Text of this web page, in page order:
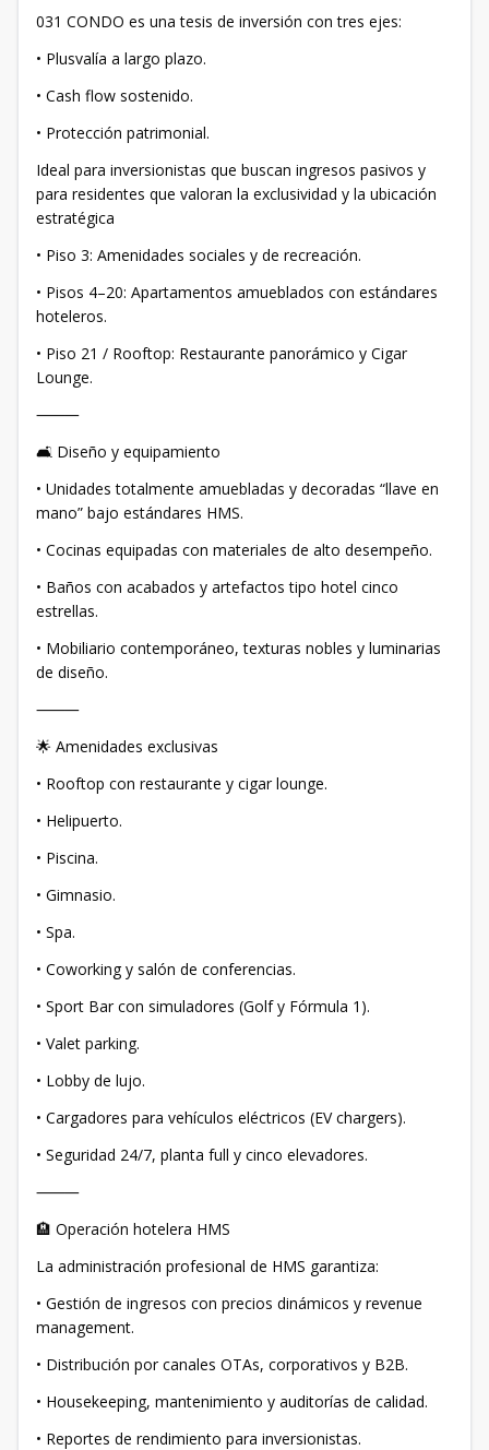
031 CONDO es una tesis de inversión con tres ejes:
• Plusvalía a largo plazo.
• Cash flow sostenido.
• Protección patrimonial.
Ideal para inversionistas que buscan ingresos pasivos y
para residentes que valoran la exclusividad y la ubicación
estratégica
• Piso 3: Amenidades sociales y de recreación.
• Pisos 4–20: Apartamentos amueblados con estándares
hoteleros.
• Piso 21 / Rooftop: Restaurante panorámico y Cigar
Lounge.
⸻
🛋 Diseño y equipamiento
• Unidades totalmente amuebladas y decoradas “llave en
mano” bajo estándares HMS.
• Cocinas equipadas con materiales de alto desempeño.
• Baños con acabados y artefactos tipo hotel cinco
estrellas.
• Mobiliario contemporáneo, texturas nobles y luminarias
de diseño.
⸻
🌟 Amenidades exclusivas
• Rooftop con restaurante y cigar lounge.
• Helipuerto.
• Piscina.
• Gimnasio.
• Spa.
• Coworking y salón de conferencias.
• Sport Bar con simuladores (Golf y Fórmula 1).
• Valet parking.
• Lobby de lujo.
• Cargadores para vehículos eléctricos (EV chargers).
• Seguridad 24/7, planta full y cinco elevadores.
⸻
🏨 Operación hotelera HMS
La administración profesional de HMS garantiza:
• Gestión de ingresos con precios dinámicos y revenue
management.
• Distribución por canales OTAs, corporativos y B2B.
• Housekeeping, mantenimiento y auditorías de calidad.
• Reportes de rendimiento para inversionistas.